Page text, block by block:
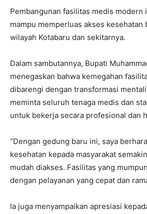
Pembangunan fasilitas medis modern
mampu memperluas akses kesehatan
wilayah Kotabaru dan sekitarnya.
Dalam sambutannya, Bupati
menegaskan bahwa kemegahan
dibarengi dengan transformasi
meminta seluruh tenaga medis dan
untuk bekerja secara profesional dan
“Dengan gedung baru ini, saya
kesehatan kepada masyarakat
mudah diakses. Fasilitas yang
dengan pelayanan yang cepat dan
Ia juga menyampaikan apresiasi